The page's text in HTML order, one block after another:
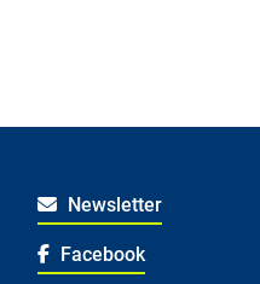
Newsletter
Facebook